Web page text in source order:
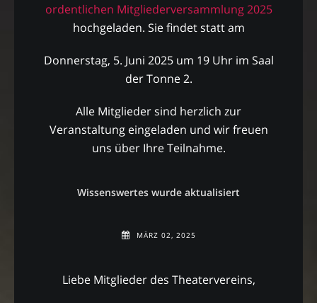
ordentlichen Mitgliederversammlung 2025
hochgeladen. Sie findet statt am
Donnerstag, 5. Juni 2025 um 19 Uhr im Saal
der Tonne 2.
Alle Mitglieder sind herzlich zur
Veranstaltung eingeladen und wir freuen
uns über Ihre Teilnahme.
Wissenswertes wurde aktualisiert
MÄRZ 02, 2025
Liebe Mitglieder des Theatervereins,